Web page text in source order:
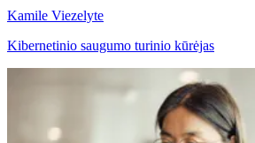
Kamile Viezelyte
Kibernetinio saugumo turinio kūrėjas